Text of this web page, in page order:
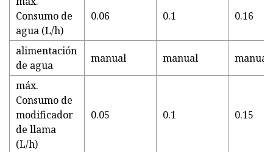
Consumo de
agua (L/h)
0.06 0.1 0.16
alimentación
de agua
manual manual manual
máx.
Consumo de
modificador
de llama
(L/h)
0.05 0.1 0.15